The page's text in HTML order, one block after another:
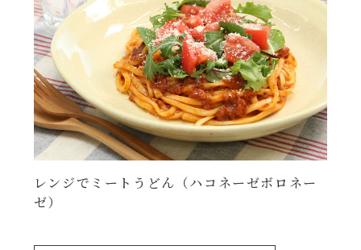
レンジでミートうどん（ハコネーゼボロネー
ゼ）